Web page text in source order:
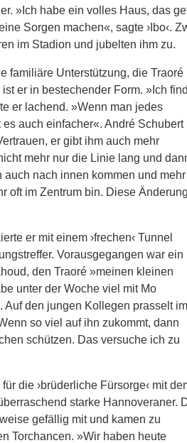
»Ich habe ein volles Haus, das
Sorgen machen«, sagte ›Ibo‹.
im Stadion und jubelten ihm zu.
familiäre Unterstützung, die Traoré
er in bestechender Form. »Ich
er lachend. »Wenn man jedes
auch einfacher«. André Schubert
er gibt ihm auch mehr
mehr nur die Linie lang und
auch nach innen kommen und mehr
oft im Zentrum bin. Diese
er mit einem ›frechen‹ Tunnel
Vorausgegangen war ein
den Traoré »meinen kleinen
unter der Woche viel mit Mo
Auf den jungen Kollegen prasselt im
so viel auf ihn zukommt, dann
schützen. Das versuche ich zu
die ›brüderliche Fürsorge‹ mit
starke Hannoveraner.
gefällig mit und kamen zu
Torchancen. »Wir haben heute